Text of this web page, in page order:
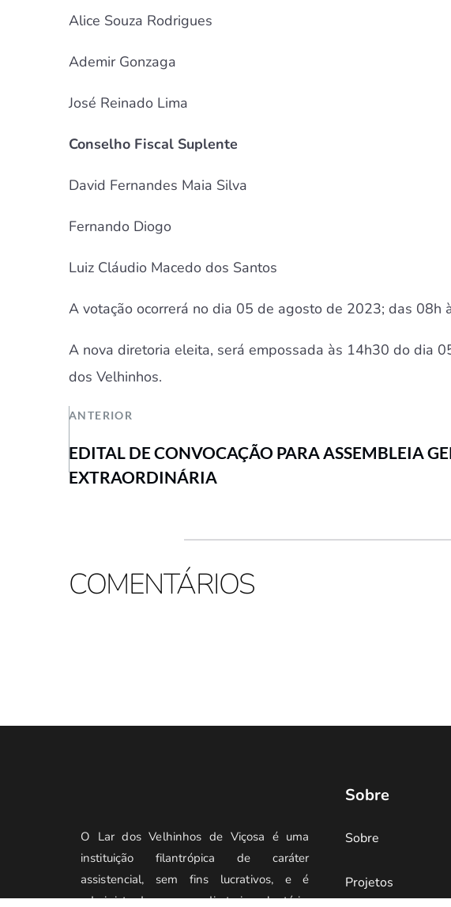
Alice Souza Rodrigues
Ademir Gonzaga
José Reinado Lima
Conselho Fiscal Suplente
David Fernandes Maia Silva
Fernando Diogo
Luiz Cláudio Macedo dos Santos
A votação ocorrerá no dia 05 de agosto de 2023; das 08h
A nova diretoria eleita, será empossada às 14h30 do dia
dos Velhinhos.
ANTERIOR
EDITAL DE CONVOCAÇÃO PARA ASSEMBLEIA
EXTRAORDINÁRIA
COMENTÁRIOS
O Lar dos Velhinhos de Viçosa é uma
instituição filantrópica de caráter
assistencial, sem fins lucrativos, e é
administrado por uma diretoria voluntária,
Sobre
Sobre
Projetos